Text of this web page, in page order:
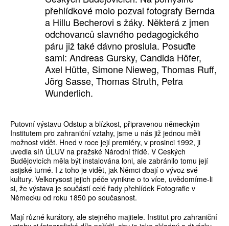
přehlídkové molo pozval fotografy Bernda
a Hillu Becherovi s žáky. Některá z jmen
odchovanců slavného pedagogického
páru již také dávno proslula. Posuďte
sami: Andreas Gursky, Candida Höfer,
Axel Hütte, Simone Nieweg, Thomas Ruff,
Jörg Sasse, Thomas Struth, Petra
Wunderlich.
Putovní výstavu Odstup a blízkost, připravenou německým
Institutem pro zahraniční vztahy, jsme u nás již jednou měli
možnost vidět. Hned v roce její premiéry, v prosinci 1992, ji
uvedla síň ÚLUV na pražské Národní třídě. V Českých
Budějovicích měla být instalována loni, ale zabránilo tomu její
asijské turné. I z toho je vidět, jak Němci dbají o vývoz své
kultury. Velkorysost jejich péče vynikne o to více, uvědomíme-li
si, že výstava je součástí celé řady přehlídek Fotografie v
Německu od roku 1850 po současnost.
Mají různé kurátory, ale stejného majitele. Institut pro zahraniční